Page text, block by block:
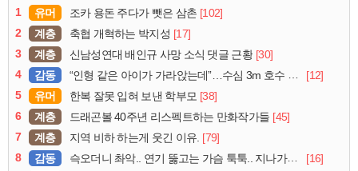
1 유머 조카 용돈 주다가 뺏은 삼촌 [102]
2
계층 축협 개혁하는 박지성 [17]
3
계층 신남성연대 배인규 사망 소식 댓글 근황 [30]
4
감동 “인형 같은 아이가 가라앉는데”…수심 3m 호수 뛰어든 60대 의인
[12]
5
유머 한복 잘못 입혀 보낸 학부모 [38]
6
계층 드래곤볼 40주년 리스펙트하는 만화작가들 [45]
7
계층 지역 비하 하는게 웃긴 이유. [79]
8
감동 슥오더니 촤악.. 연기 뚫고는 가슴 툭툭.. 지나가던 아재의 정체
[16]